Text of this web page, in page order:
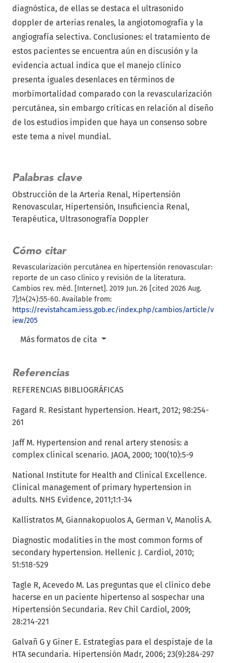
Palabras clave
Obstrucción de la Arteria Renal Hipertensión
Renovascular Hipertensión Insuficiencia Renal
Terapéutica Ultrasonografía Doppler
Cómo citar
Revascularización percutánea en hipertensión renovascular:
reporte de un caso clínico y revisión de la literatura.
Cambios rev. méd. [Internet]. 2019 Jun. 26 [cited 2026 Aug.
7];14(24):55-60. Available from:
https://revistahcam.iess.gob.ec/index.php/cambios/article/v
iew/205
Más formatos de cita
diagnóstica, de ellas se destaca el ultrasonido
doppler de arterias renales, la angiotomografía y la
angiografía selectiva. Conclusiones: el tratamiento de
estos pacientes se encuentra aún en discusión y la
evidencia actual indica que el manejo clínico
presenta iguales desenlaces en términos de
morbimortalidad comparado con la revascularización
percutánea, sin embargo críticas en relación al diseño
de los estudios impiden que haya un consenso sobre
este tema a nivel mundial.
Referencias
REFERENCIAS BIBLIOGRÁFICAS
Fagard R. Resistant hypertension. Heart, 2012; 98:254-
261
Jaff M. Hypertension and renal artery stenosis: a
complex clinical scenario. JAOA, 2000; 100(10):5-9
National Institute for Health and Clinical Excellence.
Clinical management of primary hypertension in
adults. NHS Evidence, 2011;1:1-34
Kallistratos M, Giannakopuolos A, German V, Manolis A.
Diagnostic modalities in the most common forms of
secondary hypertension. Hellenic J. Cardiol, 2010;
51:518-529
Tagle R, Acevedo M. Las preguntas que el clínico debe
hacerse en un paciente hipertenso al sospechar una
Hipertensión Secundaria. Rev Chil Cardiol, 2009;
28:214-221
Galvañ G y Giner E. Estrategias para el despistaje de la
HTA secundaria. Hipertensión Madr, 2006; 23(9):284-297